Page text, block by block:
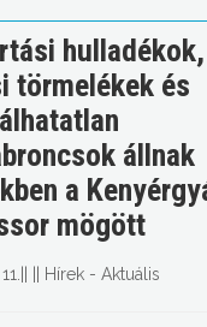
hulladékok,
törmelékek és
állnak
a
mögött
Hírek - Aktuális